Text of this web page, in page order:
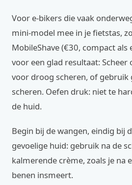
Voor e-bikers die vaak
mini-model mee in je fietstas,
MobileShave (€30, compact als
voor een glad resultaat: Scheer
voor droog scheren, of gebruik
scheren. Oefen druk: niet te
de huid.
Begin bij de wangen, eindig bij
gevoelige huid: gebruik na de
kalmerende crème, zoals je na
benen insmeert.